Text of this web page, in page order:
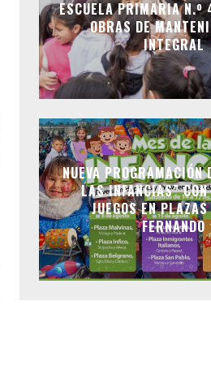
ESCUELA PRIMARIA
OBRAS DE
INTEGRAL
NUEVA PROGRAMACIÓN
LAS INFANCIAS”
JUEGOS EN
FERNANDO